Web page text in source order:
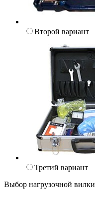
Второй вариант
Третий вариант
Выбор нагрузочной вилки